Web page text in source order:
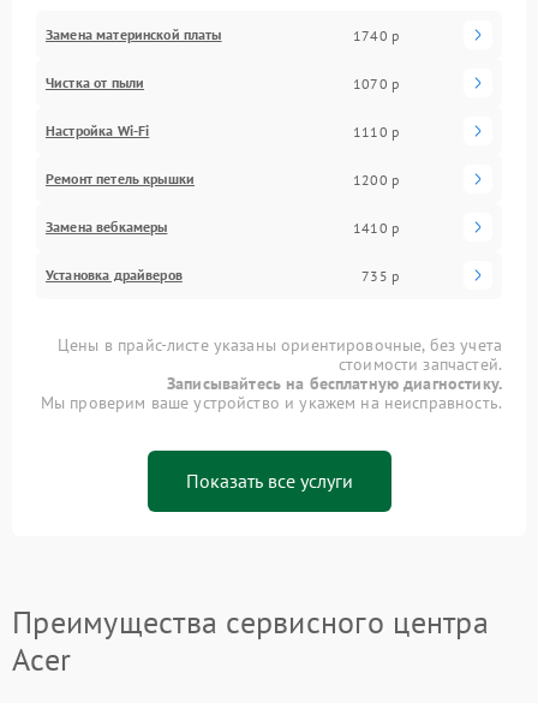
Замена материнской платы 1740 р
Чистка от пыли 1070 р
Настройка Wi-Fi 1110 р
Ремонт петель крышки 1200 р
Замена вебкамеры 1410 р
Установка драйверов 735 р
Цены в прайс-листе указаны ориентировочные, без учета
стоимости запчастей.
Записывайтесь на бесплатную диагностику.
Мы проверим ваше устройство и укажем на неисправность.
Показать все услуги
Преимущества сервисного центра
Acer